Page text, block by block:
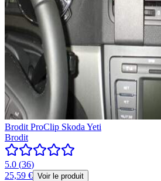
Brodit ProClip Skoda Yeti
Brodit
5.0 (36)
25,59 € Voir le produit